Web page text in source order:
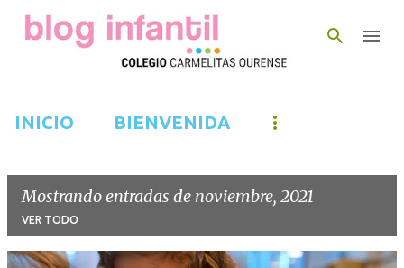
Ir al contenido principal
INICIO BIENVENIDA
Mostrando entradas de noviembre, 2021
VER TODO